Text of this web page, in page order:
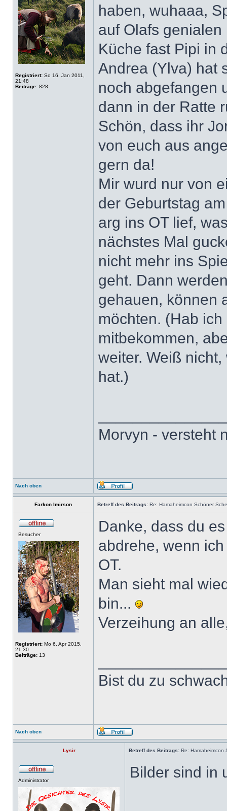
Registriert: So 16. Jan 2011,
21:48
Beiträge: 828
haben, wuhaaa,
auf Olafs
Küche fast Pipi in
Andrea (Ylva) hat
noch abgefangen
dann in der Ratte
Schön, dass ihr
von euch aus
gern da!
Mir wurd nur von
der Geburtstag
arg ins OT lief,
nächstes Mal
nicht mehr ins
geht. Dann
gehauen, können
möchten. (Hab
mitbekommen,
weiter. Weiß
hat.)
Morvyn - versteht
Nach oben
Farkon Imirson Betreff des Beitrags: Re: Hamaheimcon Schöner
Besucher
Registriert: Mo 6. Apr 2015,
21:30
Beiträge: 13
Danke, dass du
abdrehe, wenn
OT.
Man sieht mal
bin...
Verzeihung an
Bist du zu
Nach oben
Lysir Betreff des Beitrags: Re: Hamaheimcon
Administrator Bilder sind in